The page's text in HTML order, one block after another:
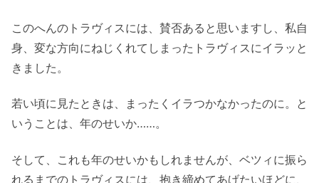
このへんのトラヴィスには、賛否あると思いますし、私自
身、変な方向にねじくれてしまったトラヴィスにイラッと
きました。
若い頃に見たときは、まったくイラつかなかったのに。と
いうことは、年のせいか……。
そして、これも年のせいかもしれませんが、ベツィに振ら
れるまでのトラヴィスには、抱き締めてあげたいほどに、